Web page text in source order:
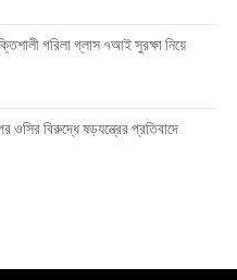
গরিলা গ্লাস ৭আই সুরক্ষা নিয়ে
ওসির বিরুদ্ধে ষড়যন্ত্রের প্রতিবাদে